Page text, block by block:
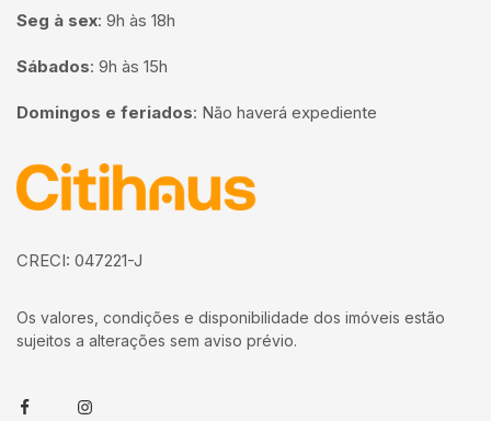
Seg à sex: 9h às 18h
Sábados: 9h às 15h
Domingos e feriados: Não haverá expediente
Página inicial
CRECI: 047221-J
Os valores, condições e disponibilidade dos imóveis estão
sujeitos a alterações sem aviso prévio.
FacebookInstagram